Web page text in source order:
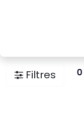
Filtres 0